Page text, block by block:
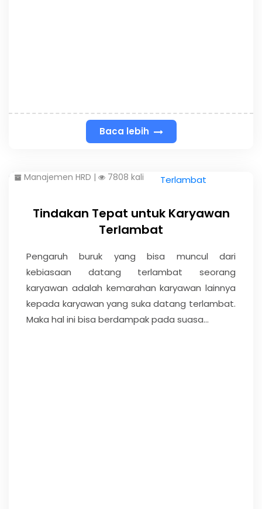
Baca lebih
Manajemen HRD | 7808 kali
Tindakan Tepat untuk Karyawan
Terlambat
Pengaruh buruk yang bisa muncul dari
kebiasaan datang terlambat seorang
karyawan adalah kemarahan karyawan lainnya
kepada karyawan yang suka datang terlambat.
Maka hal ini bisa berdampak pada suasa...